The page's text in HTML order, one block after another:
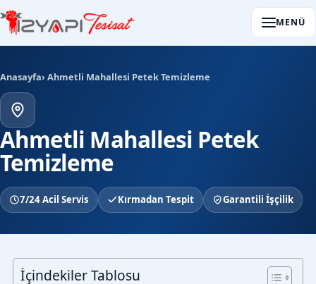
MENÜ
Anasayfa› Ahmetli Mahallesi Petek Temizleme
Ahmetli Mahallesi Petek
Temizleme
7/24 Acil Servis Kırmadan Tespit Garantili İşçilik
İçindekiler Tablosu